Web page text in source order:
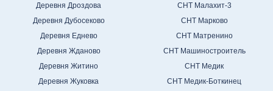
Деревня Дроздова
Деревня Дубосеково
Деревня Еднево
Деревня Жданово
Деревня Житино
Деревня Жуковка
СНТ Малахит-3
СНТ Марково
СНТ Матренино
СНТ Машиностроитель
СНТ Медик
СНТ Медик-Боткинец